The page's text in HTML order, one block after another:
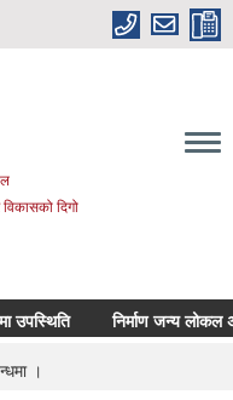
दिगो
निर्माण जन्य लोकल
।